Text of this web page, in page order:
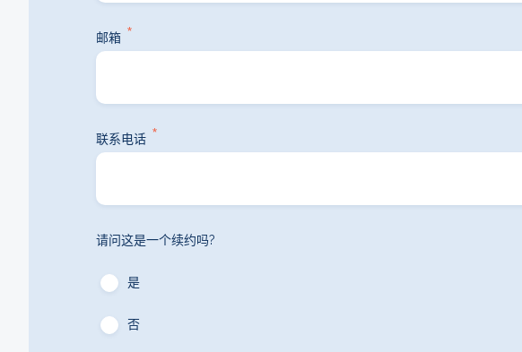
邮箱 *
联系电话 *
请问这是一个续约吗?
是
否